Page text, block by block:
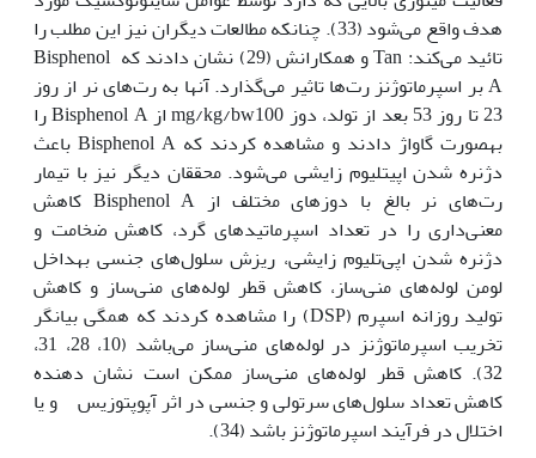
هدف واقع می‌شود (33). چنان‏که مطالعات دیگران نیز این مطلب را
تائید می‌کند: Tan و همکارانش (29) نشان دادند که Bisphenol
A بر اسپرماتوژنز رت‌ها تاثیر می‌گذارد. آن‏ها به رت‌های نر از روز
23 تا روز 53 بعد از تولد، دوز mg/kg/bw100 از Bisphenol A را
به‏صورت گاواژ دادند و مشاهده کردند که Bisphenol A باعث
دژنره شدن اپی‏تلیوم زایشی می‌شود. محققان دیگر نیز با تیمار
رت‌های نر بالغ با دوزهای مختلف از Bisphenol A کاهش
معنی‌داری را در تعداد اسپرماتیدهای گرد، کاهش ضخامت و
دژنره شدن اپی‌تلیوم زایشی، ریزش سلول‌های جنسی به‏داخل
لومن لوله‌های منی‌ساز، کاهش قطر لوله‌های منی‌ساز و کاهش
تولید روزانه اسپرم (DSP) را مشاهده کردند که همگی بیانگر
تخریب اسپرماتوژنز در لوله‌های منی‌ساز می‌باشد (10، 28، 31،
32). کاهش قطر لوله‌های منی‌ساز ممکن است نشان دهنده
کاهش تعداد سلول‌های سرتولی و جنسی در اثر آپوپتوزیس و یا
اختلال در فرآیند اسپرماتوژنز باشد (34).